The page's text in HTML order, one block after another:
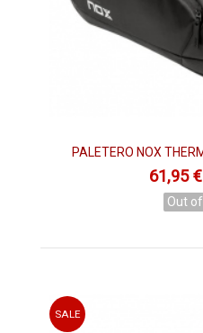
PALETERO NOX
61,95 €
Out
SALE